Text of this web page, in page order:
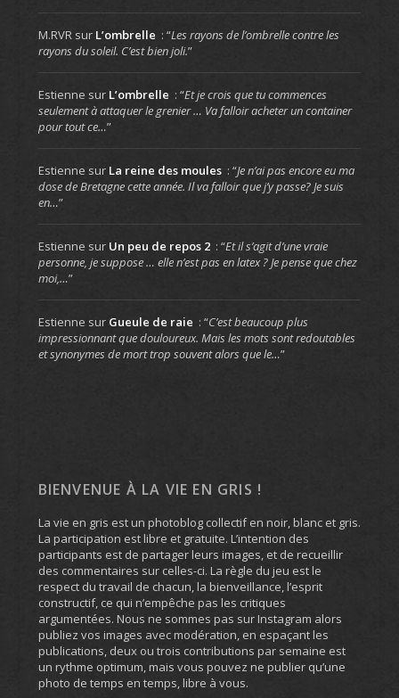
M.RVR sur L’ombrelle : “Les rayons de l’ombrelle contre les
rayons du soleil. C’est bien joli.”
Estienne sur L’ombrelle : “Et je crois que tu commences
seulement à attaquer le grenier … Va falloir acheter un container
pour tout ce…”
Estienne sur La reine des moules : “Je n’ai pas encore eu ma
dose de Bretagne cette année. Il va falloir que j’y passe? Je suis
en…”
Estienne sur Un peu de repos 2 : “Et il s’agit d’une vraie
personne, je suppose … elle n’est pas en latex ? Je pense que chez
moi,…”
Estienne sur Gueule de raie : “C’est beaucoup plus
impressionnant que douloureux. Mais les mots sont redoutables
et synonymes de mort trop souvent alors que le…”
BIENVENUE À LA VIE EN GRIS !
La vie en gris est un photoblog collectif en noir, blanc et gris.
La participation est libre et gratuite. L’intention des
participants est de partager leurs images, et de recueillir
des commentaires sur celles-ci. La règle du jeu est le
respect du travail de chacun, la bienveillance, l’esprit
constructif, ce qui n’empêche pas les critiques
argumentées. Nous ne sommes pas sur Instagram alors
publiez vos images avec modération, en espaçant les
publications, deux ou trois contributions par semaine est
un rythme optimum, mais vous pouvez ne publier qu’une
photo de temps en temps, libre à vous.